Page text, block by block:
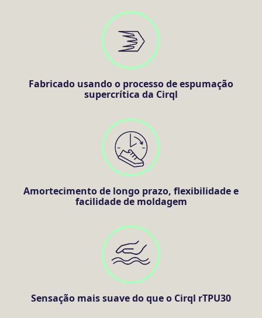
Fabricado usando o processo de espumação
supercrítica da Cirql
Amortecimento de longo prazo, flexibilidade e
facilidade de moldagem
Sensação mais suave do que o Cirql rTPU30